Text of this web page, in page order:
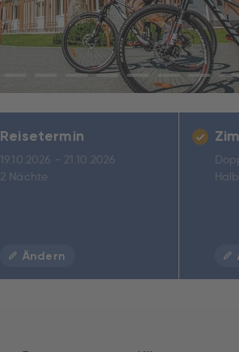
Reisetermin
19.10.2026 - 21.10.2026
2 Nächte
Ändern